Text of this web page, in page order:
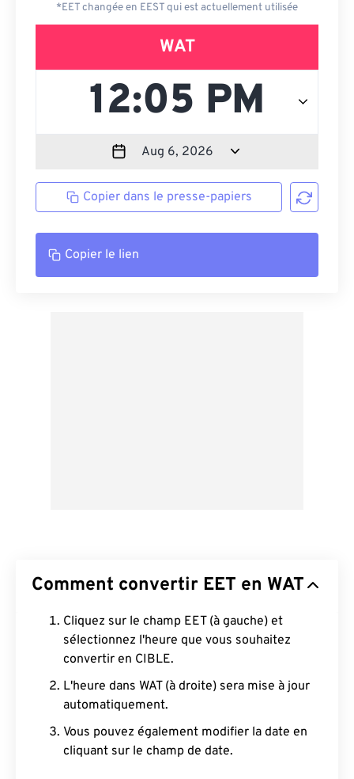
*EET changée en EEST qui est actuellement utilisée
WAT
Copier dans le presse-papiers
Copier le lien
Comment convertir EET en WAT
Cliquez sur le champ EET (à gauche) et
sélectionnez l'heure que vous souhaitez
convertir en CIBLE.
L'heure dans WAT (à droite) sera mise à jour
automatiquement.
Vous pouvez également modifier la date en
cliquant sur le champ de date.